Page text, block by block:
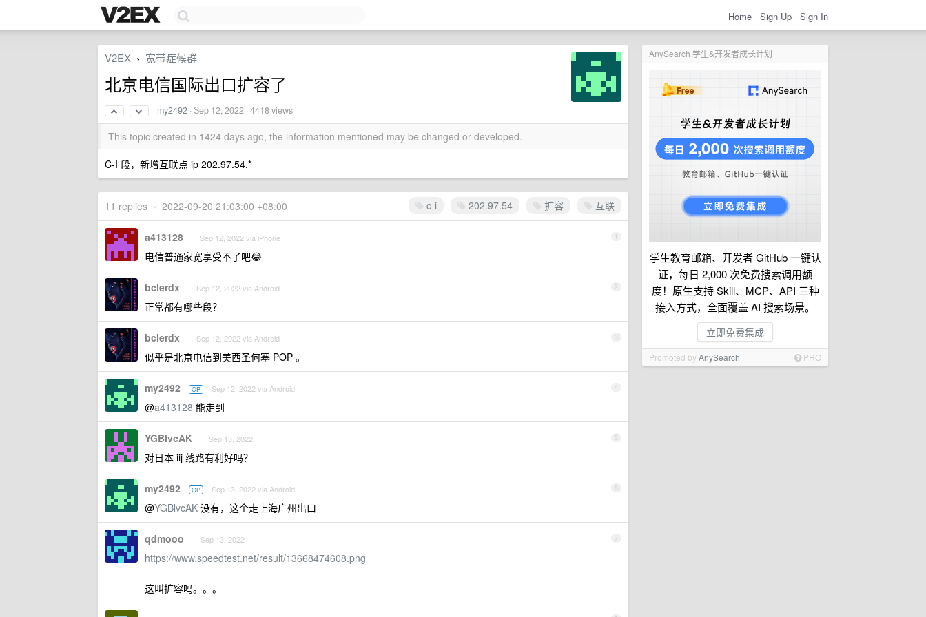
Home Sign Up Sign In
AnySearch 学生&开发者成长计划
学生教育邮箱、开发者 GitHub 一键认
证，每日 2,000 次免费搜索调用额
度！原生支持 Skill、MCP、API 三种
接入方式，全面覆盖 AI 搜索场景。
立即免费集成
Promoted byAnySearch PRO
V2EX › 宽带症候群
北京电信国际出口扩容了
my2492 ·Sep 12, 2022 · 4418 views
This topic created in 1424 days ago, the information mentioned may be changed or developed.
C-I 段，新增互联点 ip 202.97.54.*
c-i 202.97.54 扩容 互联
11 replies • 2022-09-20 21:03:00 +08:00
1
a413128 Sep 12, 2022 via iPhone
电信普通家宽享受不了吧😂
2
bclerdx Sep 12, 2022 via Android
正常都有哪些段？
3
bclerdx Sep 12, 2022 via Android
似乎是北京电信到美西圣何塞 POP 。
4
my2492 OP Sep 12, 2022 via Android
@a413128 能走到
5
YGBlvcAK Sep 13, 2022
对日本 iij 线路有利好吗？
6
my2492 OP Sep 13, 2022 via Android
@YGBlvcAK 没有，这个走上海广州出口
7
qdmooo Sep 13, 2022
https://www.speedtest.net/result/13668474608.png
这叫扩容吗。。。